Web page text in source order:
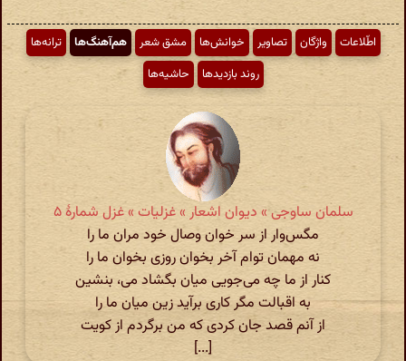
اطّلاعات واژگان تصاویر خوانش‌ها مشق شعر هم‌آهنگ‌ها
ترانه‌ها
روند بازدیدها
حاشیه‌ها
سلمان ساوجی » دیوان اشعار » غزلیات » غزل شمارهٔ ۵
مگس‌وار از سر خوان وصال خود مران ما را
نه مهمان توام آخر بخوان روزی بخوان ما را
کنار از ما چه می‌جویی میان بگشاد می، بنشین
به اقبالت مگر کاری برآید زین میان ما را
از آنم قصد جان کردی که من برگردم از کویت
[...]